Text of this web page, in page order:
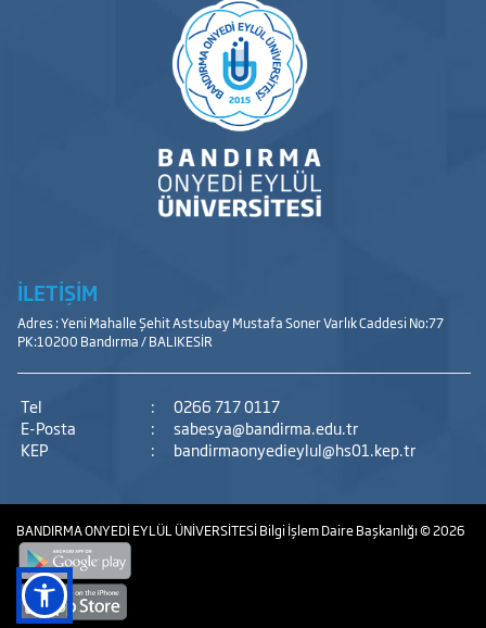
İLETİŞİM
Adres : Yeni Mahalle Şehit Astsubay Mustafa Soner Varlık Caddesi No:77
PK:10200 Bandırma / BALIKESİR
Tel :
0266 717 0117
E-Posta
:
sabesya@bandirma.edu.tr
KEP
: bandirmaonyedieylul@hs01.kep.tr
BANDIRMA ONYEDİ EYLÜL ÜNİVERSİTESİBilgi İşlem Daire Başkanlığı© 2026